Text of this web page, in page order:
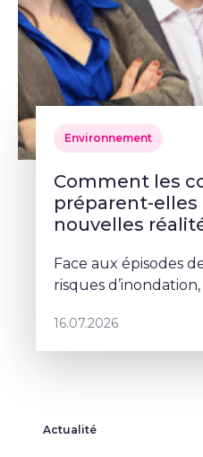
Environnement
Comment les
préparent-elles
nouvelles
Face aux épisodes
risques
Schaerbeek,
végétalisation et la
16.07.2026
Actualité